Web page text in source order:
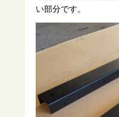
い部分です。